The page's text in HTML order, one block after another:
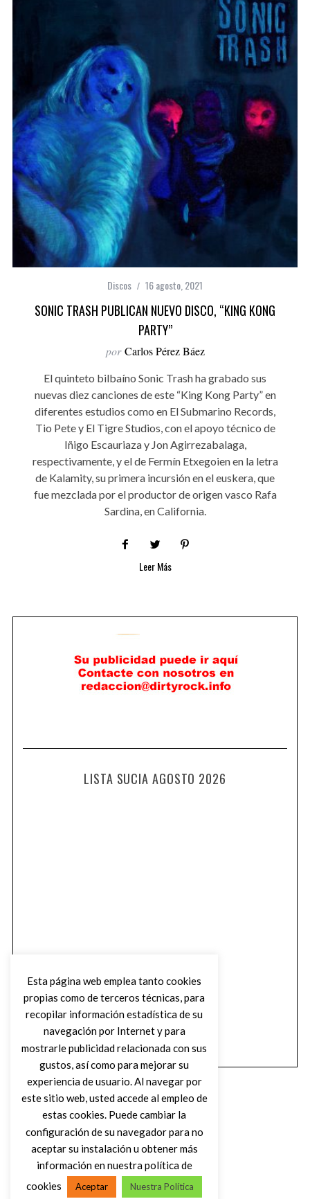
Discos 16 agosto, 2021
SONIC TRASH PUBLICAN NUEVO DISCO, “KING KONG
PARTY”
por Carlos Pérez Báez
El quinteto bilbaíno Sonic Trash ha grabado sus
nuevas diez canciones de este “King Kong Party” en
diferentes estudios como en El Submarino Records,
Tio Pete y El Tigre Studios, con el apoyo técnico de
Iñigo Escauriaza y Jon Agirrezabalaga,
respectivamente, y el de Fermín Etxegoien en la letra
de Kalamity, su primera incursión en el euskera, que
fue mezclada por el productor de origen vasco Rafa
Sardina, en California.
Leer Más
LISTA SUCIA AGOSTO 2026
VOLVER AL INICIO
Esta página web emplea tanto cookies
propias como de terceros técnicas, para
recopilar información estadística de su
navegación por Internet y para
mostrarle publicidad relacionada con sus
gustos, así como para mejorar su
experiencia de usuario. Al navegar por
este sitio web, usted accede al empleo de
estas cookies. Puede cambiar la
configuración de su navegador para no
aceptar su instalación u obtener más
información en nuestra política de
cookies
Aceptar Nuestra Política